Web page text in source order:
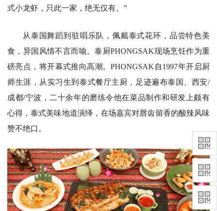
式小龙虾，只此一家，绝无仅有。”
从泰国舞蹈到驻唱乐队，佩戴泰式花环，品尝特色美
食，异国风情不言而喻。泰厨PHONGSAK现场烹饪作为重
磅亮点，将开幕式推向高潮。PHONGSAK自1997年开启厨
师生涯，从实习生到泰式餐厅主厨，足迹遍布泰国、西安/
成都/宁波，二十余年的磨练令他在菜品制作和研发上颇有
心得，泰式美味地道演绎，在场嘉宾对唇齿留香的酸辣风味
赞不绝口。